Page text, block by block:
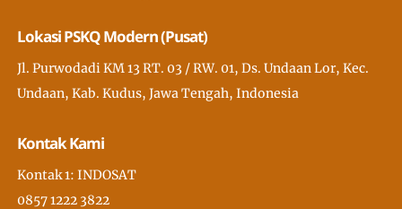
Lokasi PSKQ Modern (Pusat)
Jl. Purwodadi KM 13 RT. 03 / RW. 01, Ds. Undaan Lor, Kec.
Undaan, Kab. Kudus, Jawa Tengah, Indonesia
Kontak Kami
Kontak 1: INDOSAT
0857 1222 3822